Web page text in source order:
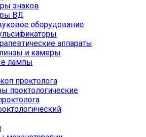
знаков
ВД
оборудование
аппараты
и камеры
лампы
проктолога
проктологические